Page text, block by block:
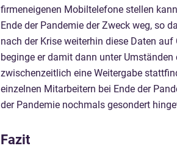
firmeneigenen Mobiltelefone stellen
Ende der Pandemie der Zweck weg, so
nach der Krise weiterhin diese Daten
beginge er damit dann unter
zwischenzeitlich eine Weitergabe
einzelnen Mitarbeitern bei Ende der
der Pandemie nochmals gesondert
Fazit